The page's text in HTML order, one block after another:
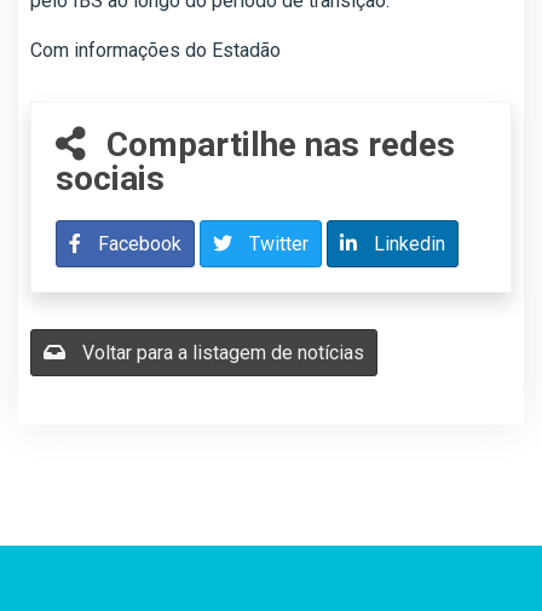
Com informações do Estadão
Compartilhe nas redes
sociais
Facebook Twitter Linkedin
Voltar para a listagem de notícias